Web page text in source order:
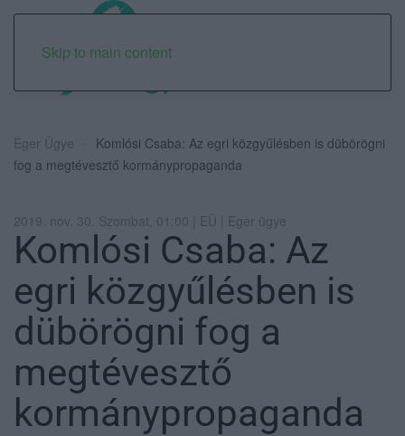
Skip to main content
Eger Ügye
Komlósi Csaba: Az egri közgyűlésben is dübörögni
fog a megtévesztő kormánypropaganda
2019. nov. 30. Szombat, 01:00 | EÜ | Eger ügye
Komlósi Csaba: Az
egri közgyűlésben is
dübörögni fog a
megtévesztő
kormánypropaganda